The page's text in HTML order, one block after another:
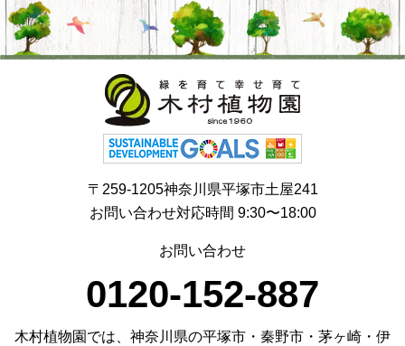
〒259-1205神奈川県平塚市土屋241
お問い合わせ対応時間 9:30〜18:00
お問い合わせ
0120-152-887
木村植物園では、神奈川県の平塚市・秦野市・茅ヶ崎・伊